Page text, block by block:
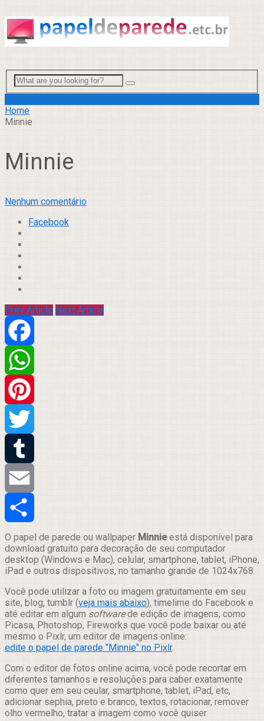
Home
Minnie
Minnie
Nenhum comentário
Facebook
Prev Article Next Article
Facebook
WhatsApp
Pinterest
Twitter
Tumblr
Email
Compartilhar
O papel de parede ou wallpaper Minnieestá disponível para
download gratuito para decoração de seu computador
desktop (Windows e Mac), celular, smartphone, tablet, iPhone,
iPad e outros dispositivos, no tamanho grande de 1024x768.
Você pode utilizar a foto ou imagem gratuitamente em seu
site, blog, tumblr (veja mais abaixo), timelime do Facebook e
até editar em algum softwarede edição de imagens, como
Picasa, Photoshop, Fireworks que você pode baixar ou até
mesmo o Pixlr, um editor de imagens online:
edite o papel de parede "Minnie" no Pixlr.
Com o editor de fotos online acima, você pode recortar em
diferentes tamanhos e resoluções para caber exatamente
como quer em seu ceular, smartphone, tablet, iPad, etc,
adicionar sephia, preto e branco, textos, rotacionar, remover
olho vermelho, tratar a imagem como você quiser.